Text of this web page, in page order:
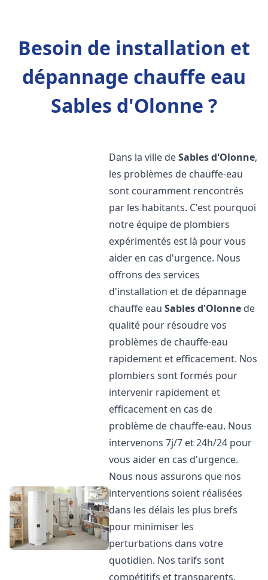
Besoin de installation et
dépannage chauffe eau
Sables d'Olonne ?
Dans la ville deSables d'Olonne,
les problèmes de chauffe-eau
sont couramment rencontrés
par les habitants. C'est pourquoi
notre équipe de plombiers
expérimentés est là pour vous
aider en cas d'urgence. Nous
offrons des services
d'installation et de dépannage
chauffe eauSables d'Olonne de
qualité pour résoudre vos
problèmes de chauffe-eau
rapidement et efficacement. Nos
plombiers sont formés pour
intervenir rapidement et
efficacement en cas de
problème de chauffe-eau. Nous
intervenons 7j/7 et 24h/24 pour
vous aider en cas d'urgence.
Nous nous assurons que nos
interventions soient réalisées
dans les délais les plus brefs
pour minimiser les
perturbations dans votre
quotidien. Nos tarifs sont
compétitifs et transparents,